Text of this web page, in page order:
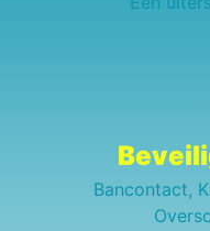
Bancontact,